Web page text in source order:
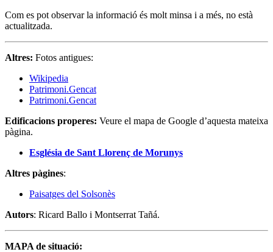
Com es pot observar la informació és molt minsa i a més, no està
actualitzada.
Altres: Fotos antigues:
Wikipedia
Patrimoni.Gencat
Patrimoni.Gencat
Edificacions properes: Veure el mapa de Google d’aquesta mateixa
pàgina.
Església de Sant Llorenç de Morunys
Altres pàgines:
Paisatges del Solsonès
Autors: Ricard Ballo i Montserrat Tañá.
MAPA de situació: